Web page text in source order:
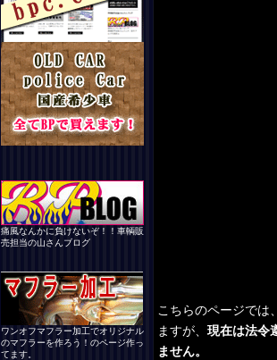
痛風なんかに負けないぞ！！車輌販
売担当の山さんブログ
ワンオフマフラー加工でオリジナル
のマフラーを作ろう！のページ作っ
てます。
こちらのページでは
ますが、 現在は法令
ません。